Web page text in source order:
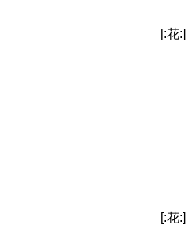
[:花
[:花